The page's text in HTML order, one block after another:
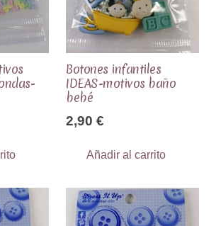
Botones infantiles
IDEAS-motivos baño
bebé
2,90 €
Añadir al carrito